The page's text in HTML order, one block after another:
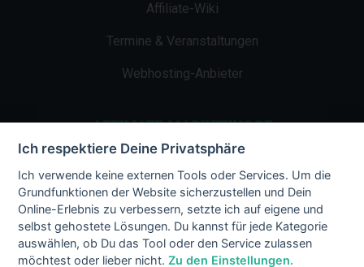
Affiliate-Wiki
Termine & Veranstaltungen
Webhosting-Anbieter
AFFILIATE-MARKETING.DE
Impressum
Kontakt
Datenschutz
Ich respektiere Deine Privatsphäre
Ich verwende keine externen Tools oder Services. Um die
Grundfunktionen der Website sicherzustellen und Dein
Online-Erlebnis zu verbessern, setzte ich auf eigene und
selbst gehostete Lösungen. Du kannst für jede Kategorie
auswählen, ob Du das Tool oder den Service zulassen
möchtest oder lieber nicht.Zu den Einstellungen.